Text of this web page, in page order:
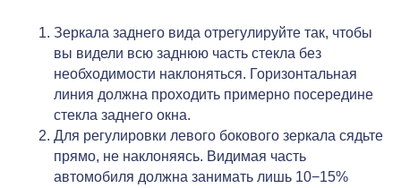
Зеркала заднего вида отрегулируйте так, чтобы
вы видели всю заднюю часть стекла без
необходимости наклоняться. Горизонтальная
линия должна проходить примерно посередине
стекла заднего окна.
Для регулировки левого бокового зеркала сядьте
прямо, не наклоняясь. Видимая часть
автомобиля должна занимать лишь 10−15%